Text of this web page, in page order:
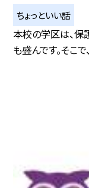
ちょっといい話
本校の学区は、保
も盛んです。そこ